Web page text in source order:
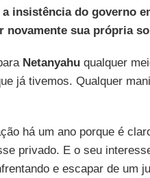
insistência do governo
novamente sua própria
Netanyahuqualquer
já tivemos. Qualquer
há um ano porque é
privado. E o seu
e escapar de um